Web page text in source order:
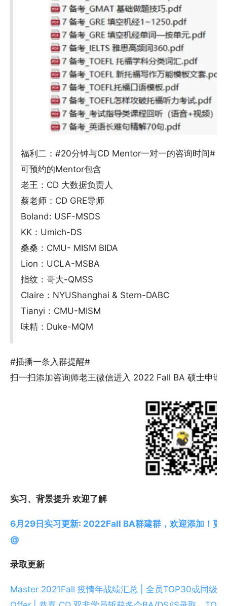
福利二：#20分钟与CD Mentor一对一的咨询时间#
可预约的Mentor包含
老王：CD 大数据负责人
蔡老师：CD GRE导师
Boland: USF-MSDS
KK：Umich-DS
桑桑：CMU- MISM BIDA
Lion：UCLA-MSBA
指纹：哥大-QMSS
Claire：NYUShanghai & Stern-DABC
Tianyi：CMU-MISM
味精：Duke-MQM
#插播一条入群提醒#
扫一扫添加咨询师老王微信进入 2022 Fall BA 硕士申请
实习、背景提升 欢迎了解
6月29日实习更新: 2022Fall BA群建群，欢迎添加！更
@
录取更新
Master 2021Fall 疫情年战绩汇总 | 全员TOP30或同级